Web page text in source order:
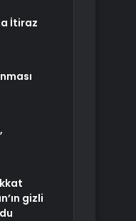
İtiraz
gizli